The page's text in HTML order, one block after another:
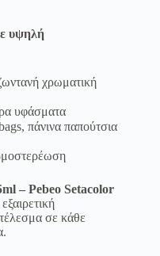
υψηλή
χρωματική
υφάσματα
πάνινα παπούτσια
– Pebeo Setacolor
σε κάθε